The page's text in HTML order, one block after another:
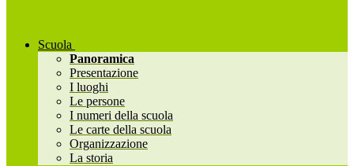
Scuola
Panoramica
Presentazione
I luoghi
Le persone
I numeri della scuola
Le carte della scuola
Organizzazione
La storia